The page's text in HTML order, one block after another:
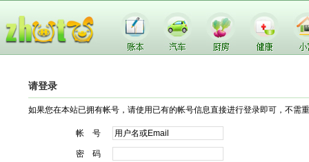
请登录
如果您在本站已拥有帐号，请使用已有的帐号信息直接进行登录即可，不需
帐 号
密 码